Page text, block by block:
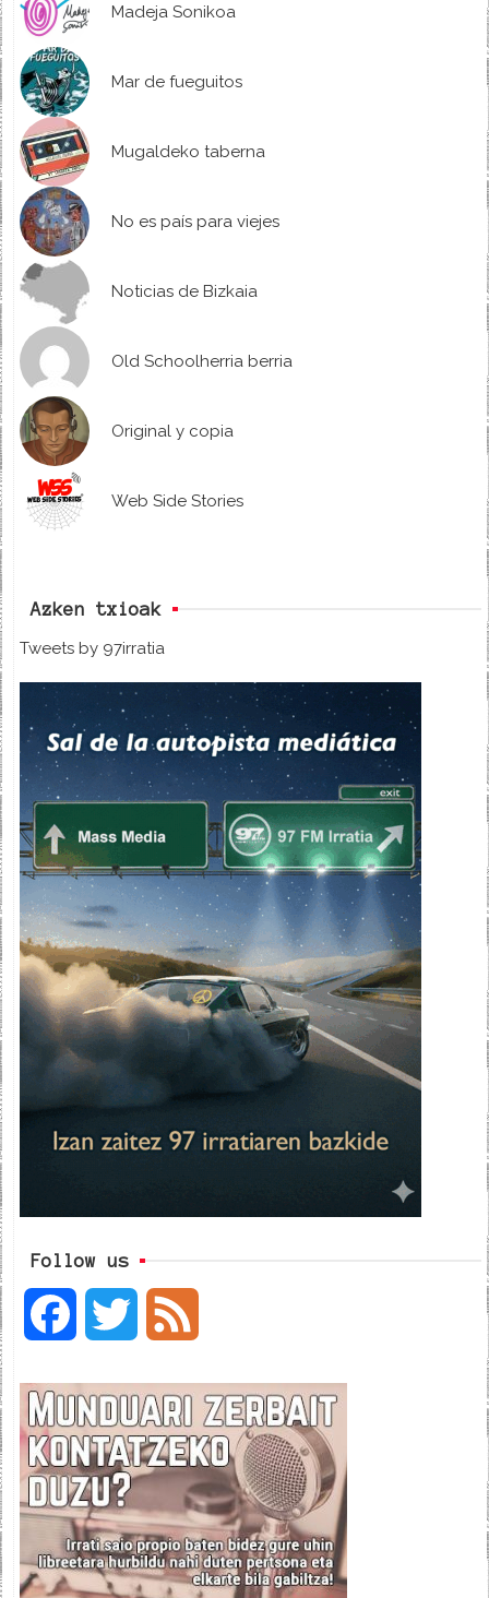
Madeja Sonikoa
Mar de fueguitos
Mugaldeko taberna
No es país para viejes
Noticias de Bizkaia
Old Schoolherria berria
Original y copia
Web Side Stories
Azken txioak
Tweets by 97irratia
Follow us
c
e
b
o
i
t
t
e
e
d